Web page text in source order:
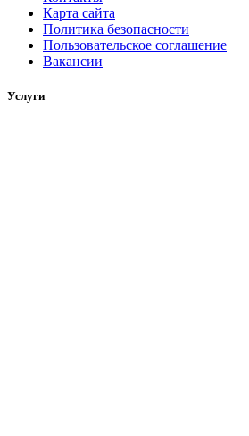
Карта сайта
Политика безопасности
Пользовательское соглашение
Вакансии
Услуги